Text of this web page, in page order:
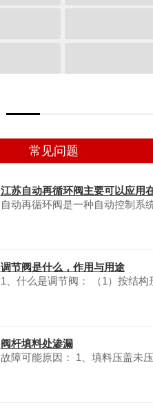
常见问题
江苏自动再循环阀主要可以应用
自动再循环阀是一种自动控制系
调节阀是什么，作用与用途
1、什么是调节阀： （1）按结
阀杆填料处渗漏
故障可能原因： 1、填料压盖未